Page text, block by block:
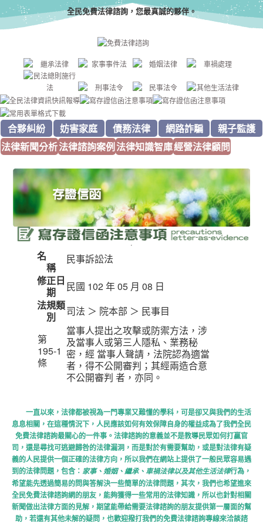
全民免費法律諮詢，您最真誠的夥伴。
合夥糾紛 妨害家庭 債務法律 網路詐騙
親子監護
法律新聞分析法律諮詢案例法律知識智庫經營法律顧問
名
稱
民事訴訟法
修正日
期
民國 102 年 05 月 08 日
法規類
別
司法 ＞ 院本部 ＞ 民事目
第
195-1
條
當事人提出之攻擊或防禦方法，涉
及當事人或第三人隱私、業務秘
密，經 當事人聲請，法院認為適當
者，得不公開審判；其經兩造合意
不公開審判 者，亦同。
一直以來，法律都被視為一門專業又難懂的學科，可是卻又與我們的生活
息息相關，在這種情況下，人民應該如何有效保障自身的權益成為了我們全民
免費法律諮詢最關心的一件事。法律諮詢的意義並不是教導民眾如何打贏官
司，還是尋找可逃避歸咎的法律漏洞，而是對於有需要幫助，或是對法律有疑
義的人民提供一個正確的法律方向，所以我們在網站上提供了一般民眾容易遇
到的法律問題，包含： 家事、婚姻、繼承、車禍法律以及其他生活法律行為，
希望能先透過簡易的問與答解決一些簡單的法律問題，其次，我們也希望進來
全民免費法律諮詢網的朋友，能夠獲得一些常用的法律知識，所以也針對相關
新聞做出法律方面的見解，期望能帶給需要法律諮詢的朋友提供第一層面的幫
助，若還有其他未解的疑問，也歡迎撥打我們的免費法律諮詢專線來洽談諮